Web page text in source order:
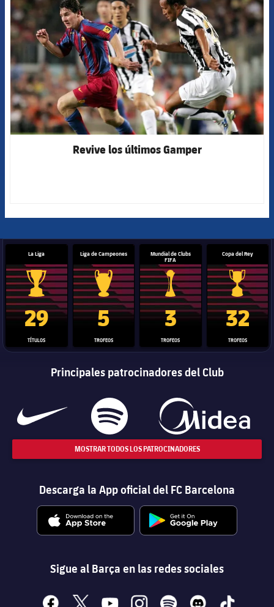
Revive los últimos Gamper
La Liga
Trofeo de La Liga
29
TÍTULOS
Liga de Campeones
Trofeo de la Liga de Campeones
5
TROFEOS
Mundial de Clubs
FIFA
Trofeo del Mundial de
3
TROFEOS
Copa del Rey
Copa del
32
TROFEOS
Principales patrocinadores del Club
MOSTRAR TODOS LOS PATROCINADORES
Descarga la App oficial del FC Barcelona
Sigue al Barça en las redes sociales
facebook
x youtubeinstagramspotify discord tiktok